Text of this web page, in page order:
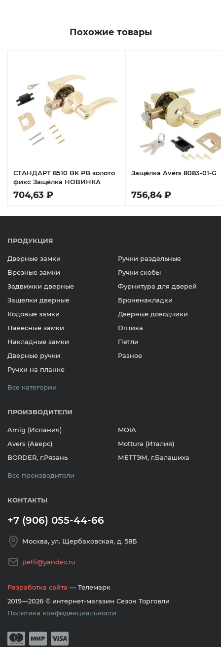
Похожие товары
СТАНДАРТ 8510 BK PB золото
фикс Защёлка НОВИНКА
704,63 ₽
Защёлка Avers 8083-01-G
756,84 ₽
ПРОДУКЦИЯ
Дверные замки
Врезные замки
Задвижки дверные
Защелки дверные
Кодовые замки
Навесные замки
Накладные замки
Дверные ручки
Ручки на планке
Ручки раздельные
Ручки скобы
Фурнитура для дверей
Броненакладки
Дверные доводчики
Оптика
Петли
Разное
Все категории
ПРОИЗВОДИТЕЛИ
Amig (Испания)
Avers (Аверс)
BORDER, г.Рязань
MOIA
Mottura (Италия)
МЕТТЭМ, г.Балашиха
Все производители
КОНТАКТЫ
+7 (906) 055-44-66
Москва, ул. Щербаковская, д. 58Б
petli@yandex.ru
Разработка сайта — Телемарк
2019—2026 © интернет-магазин Сезон Торговли
Политика конфиденциальности
Принимается оплата банковскими